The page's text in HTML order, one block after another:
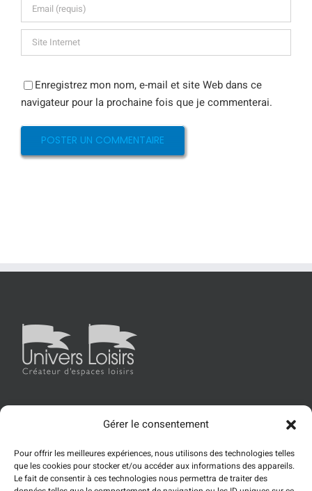
Gérer le consentement
Pour offrir les meilleures expériences, nous utilisons des technologies telles
que les cookies pour stocker et/ou accéder aux informations des appareils.
Le fait de consentir à ces technologies nous permettra de traiter des
Enregistrez mon nom, e-mail et site Web dans ce
navigateur pour la prochaine fois que je commenterai.
Accueil Univers Loisirs Les produits
Références
Actualités
Contact